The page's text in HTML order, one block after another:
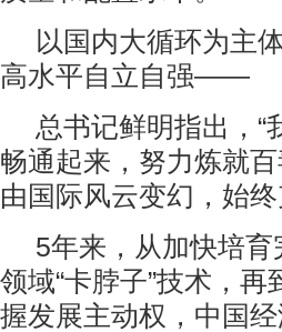
以国内大循环为主
高水平自立自强——
总书记鲜明指出，
畅通起来，努力炼就
由国际风云变幻，始
5年来，从加快培
领域“卡脖子”技术，
握发展主动权，中国